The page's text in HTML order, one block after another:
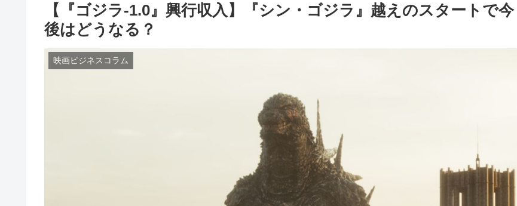
【『ゴジラ-1.0』興行収入】『シン・ゴジラ』越えのスタートで今
後はどうなる？
映画ビジネスコラム